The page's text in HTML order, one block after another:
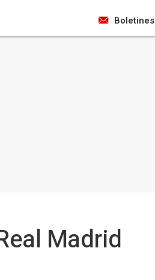
Boletines
Madrid